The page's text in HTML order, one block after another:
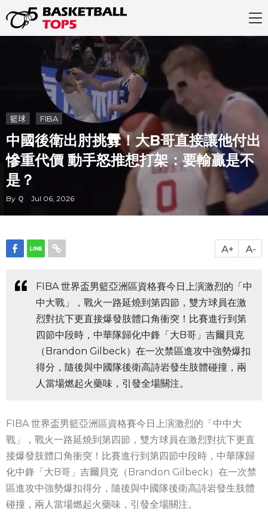
籃球 FIBA
中國後衛出肘挑釁！大B哥直接讓他付出
慘重代價 動手怒推想打架：要輸贏是不
是？
By Ｑ Jul 06, 2026
FIBA 世界盃男籃亞洲區資格賽今日上演激烈的「中
中大戰」，戰火一路延燒到第四節，雙方球員在激
烈對抗下更直接爆發肢體口角衝突！比賽進行到第
四節中段時，中華隊歸化中鋒「大B哥」吉爾貝克
（Brandon Gilbeck）在一次禁區進攻中強勢爆扣
得分，隨後與中國隊後衛高詩岩發生肢體碰撞，兩
人當場燃起火藥味，引發全場關注。
FIBA 世界盃男籃亞洲區資格賽今日上演激烈的「中中大
戰」，戰火一路延燒到第四節，雙方球員在激烈對抗下更直
接爆發肢體口角衝突！比賽進行到第四節中段時，中華隊歸
化中鋒「大B哥」吉爾貝克（Brandon Gilbeck）在一次禁
區進攻中強勢爆扣得分，隨後與中國隊後衛高詩岩發生肢體
碰撞，兩人當場燃起火藥味，引發全場關注。